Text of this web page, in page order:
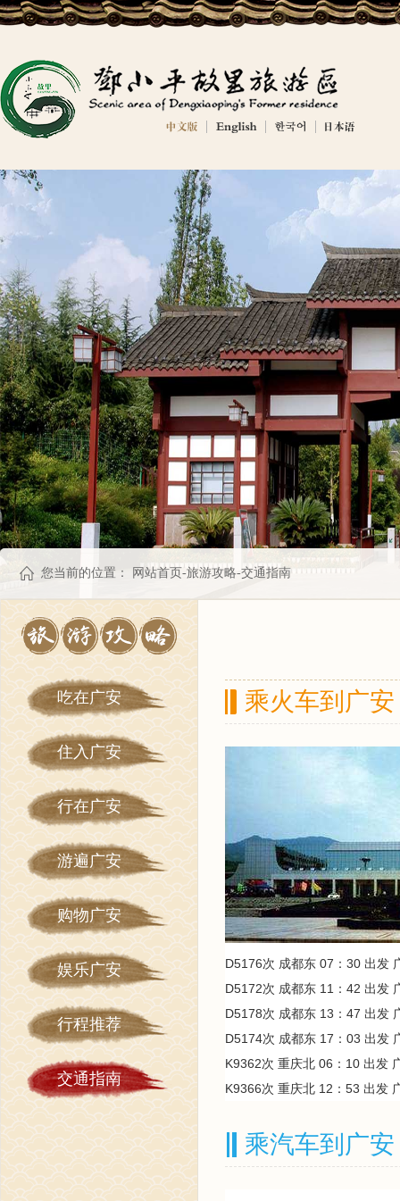
您当前的位置： 网站首页 -旅游攻略-交通指南
吃在广安
住入广安
行在广安
游遍广安
购物广安
娱乐广安
行程推荐
交通指南
乘火车到广安
D5176次 成都东 07：30 出发
D5172次 成都东 11：42 出发
D5178次 成都东 13：47 出发
D5174次 成都东 17：03 出发
K9362次 重庆北 06：10 出发
K9366次 重庆北 12：53 出发
乘汽车到广安